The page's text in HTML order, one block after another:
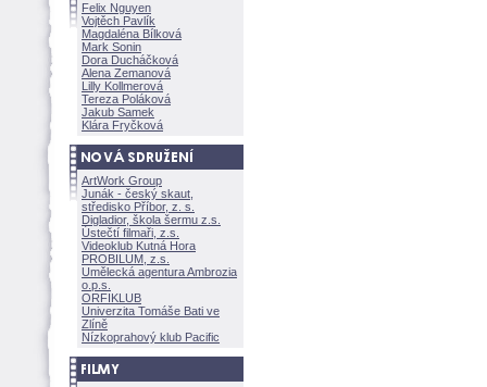
Felix Nguyen
Vojtěch Pavlík
Magdaléna Bílkov
Mark Sonin
Dora Ducháčkov
Alena Zemanov
Lilly Kollmerov
Tereza Polákov
Jakub Samek
Klára Fryčkov
ArtWork Group
Junák - český skaut,
středisko Příbor, z. s.
Digladior, škola šermu z.s.
Ústečtí filmaři, z.s.
Videoklub Kutná Hora
PROBILUM, z.s.
Umělecká agentura Ambrozia
o.p.s.
ORFIKLUB
Univerzita Tomáše Bati ve
Zlíně
Nízkoprahový klub Pacific